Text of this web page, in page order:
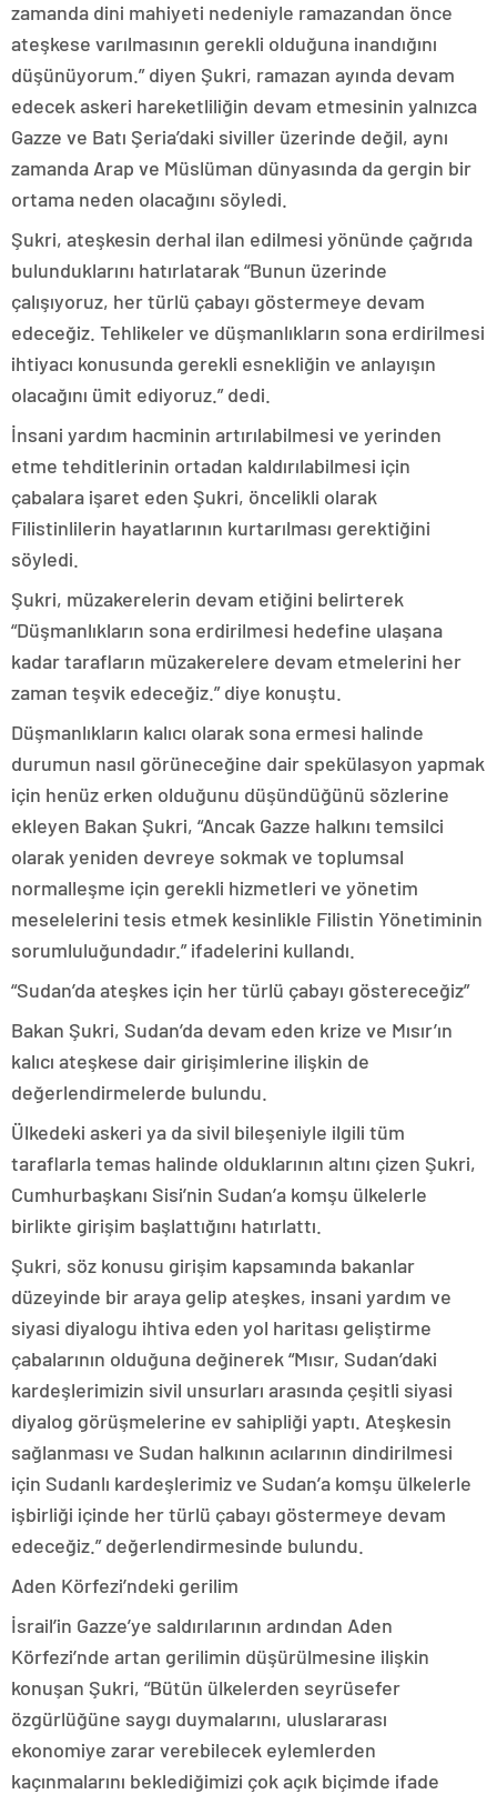
zamanda dini mahiyeti nedeniyle ramazandan önce
ateşkese varılmasının gerekli olduğuna inandığını
düşünüyorum.” diyen Şukri, ramazan ayında devam
edecek askeri hareketliliğin devam etmesinin yalnızca
Gazze ve Batı Şeria’daki siviller üzerinde değil, aynı
zamanda Arap ve Müslüman dünyasında da gergin bir
ortama neden olacağını söyledi.
Şukri, ateşkesin derhal ilan edilmesi yönünde çağrıda
bulunduklarını hatırlatarak “Bunun üzerinde
çalışıyoruz, her türlü çabayı göstermeye devam
edeceğiz. Tehlikeler ve düşmanlıkların sona erdirilmesi
ihtiyacı konusunda gerekli esnekliğin ve anlayışın
olacağını ümit ediyoruz.” dedi.
İnsani yardım hacminin artırılabilmesi ve yerinden
etme tehditlerinin ortadan kaldırılabilmesi için
çabalara işaret eden Şukri, öncelikli olarak
Filistinlilerin hayatlarının kurtarılması gerektiğini
söyledi.
Şukri, müzakerelerin devam etiğini belirterek
“Düşmanlıkların sona erdirilmesi hedefine ulaşana
kadar tarafların müzakerelere devam etmelerini her
zaman teşvik edeceğiz.” diye konuştu.
Düşmanlıkların kalıcı olarak sona ermesi halinde
durumun nasıl görüneceğine dair spekülasyon yapmak
için henüz erken olduğunu düşündüğünü sözlerine
ekleyen Bakan Şukri, “Ancak Gazze halkını temsilci
olarak yeniden devreye sokmak ve toplumsal
normalleşme için gerekli hizmetleri ve yönetim
meselelerini tesis etmek kesinlikle Filistin Yönetiminin
sorumluluğundadır.” ifadelerini kullandı.
“Sudan’da ateşkes için her türlü çabayı göstereceğiz”
Bakan Şukri, Sudan’da devam eden krize ve Mısır’ın
kalıcı ateşkese dair girişimlerine ilişkin de
değerlendirmelerde bulundu.
Ülkedeki askeri ya da sivil bileşeniyle ilgili tüm
taraflarla temas halinde olduklarının altını çizen Şukri,
Cumhurbaşkanı Sisi’nin Sudan’a komşu ülkelerle
birlikte girişim başlattığını hatırlattı.
Şukri, söz konusu girişim kapsamında bakanlar
düzeyinde bir araya gelip ateşkes, insani yardım ve
siyasi diyalogu ihtiva eden yol haritası geliştirme
çabalarının olduğuna değinerek “Mısır, Sudan’daki
kardeşlerimizin sivil unsurları arasında çeşitli siyasi
diyalog görüşmelerine ev sahipliği yaptı. Ateşkesin
sağlanması ve Sudan halkının acılarının dindirilmesi
için Sudanlı kardeşlerimiz ve Sudan’a komşu ülkelerle
işbirliği içinde her türlü çabayı göstermeye devam
edeceğiz.” değerlendirmesinde bulundu.
Aden Körfezi’ndeki gerilim
İsrail’in Gazze’ye saldırılarının ardından Aden
Körfezi’nde artan gerilimin düşürülmesine ilişkin
konuşan Şukri, “Bütün ülkelerden seyrüsefer
özgürlüğüne saygı duymalarını, uluslararası
ekonomiye zarar verebilecek eylemlerden
kaçınmalarını beklediğimizi çok açık biçimde ifade